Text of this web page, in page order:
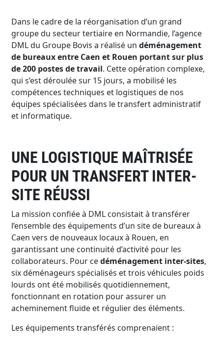
Dans le cadre de la réorganisation d’un grand
groupe du secteur tertiaire en Normandie, l’agence
DML du Groupe Bovis a réalisé undéménagement
de bureaux entre Caen et Rouen portant sur plus
de 200 postes de travail. Cette opération complexe,
qui s’est déroulée sur 15 jours, a mobilisé les
compétences techniques et logistiques de nos
équipes spécialisées dans le transfert administratif
et informatique.
UNE LOGISTIQUE MAÎTRISÉE
POUR UN TRANSFERT INTER-
SITE RÉUSSI
La mission confiée à DML consistait à transférer
l’ensemble des équipements d’un site de bureaux à
Caen vers de nouveaux locaux à Rouen, en
garantissant une continuité d’activité pour les
collaborateurs. Pour cedéménagement inter-sites,
six déménageurs spécialisés et trois véhicules poids
lourds ont été mobilisés quotidiennement,
fonctionnant en rotation pour assurer un
acheminement fluide et régulier des éléments.
Les équipements transférés comprenaient :